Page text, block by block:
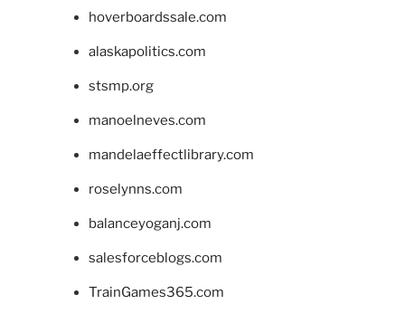
hoverboardssale.com
alaskapolitics.com
stsmp.org
manoelneves.com
mandelaeffectlibrary.com
roselynns.com
balanceyoganj.com
salesforceblogs.com
TrainGames365.com